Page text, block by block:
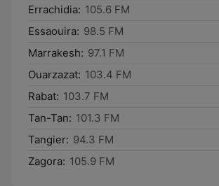
Errachidia: 105.6 FM
Essaouira: 98.5 FM
Marrakesh: 97.1 FM
Ouarzazat: 103.4 FM
Rabat: 103.7 FM
Tan-Tan: 101.3 FM
Tangier: 94.3 FM
Zagora: 105.9 FM